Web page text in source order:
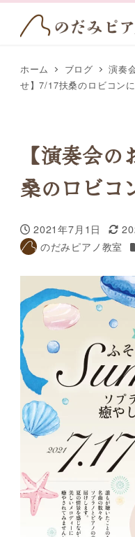
ホーム ブログ 演奏
せ】7/17扶桑のロビコン
【演奏会
桑のロビコ
投稿日
2021年7月1日
更新
著
のだみピアノ教室